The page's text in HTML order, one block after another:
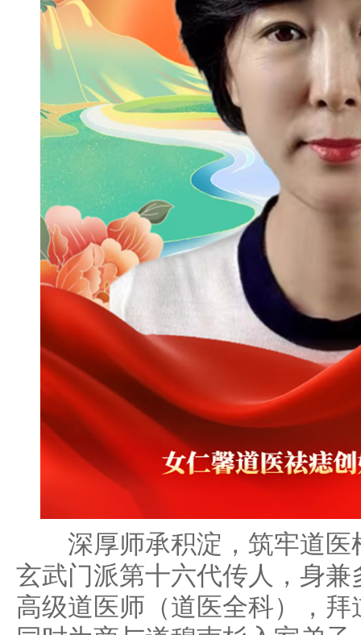
深厚师承积淀，筑牢道医
玄武门派第十六代传人，身
高级道医师（道医全科），